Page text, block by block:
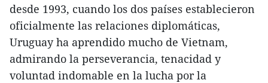
desde 1993, cuando los dos países establecieron
oficialmente las relaciones diplomáticas,
Uruguay ha aprendido mucho de Vietnam,
admirando la perseverancia, tenacidad y
voluntad indomable en la lucha por la